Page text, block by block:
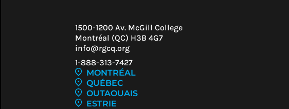
1500-1200 Av. McGill College
Montréal (QC) H3B 4G7
info@rgcq.org
1-888-313-7427
MONTRÉAL
QUÉBEC
OUTAOUAIS
ESTRIE